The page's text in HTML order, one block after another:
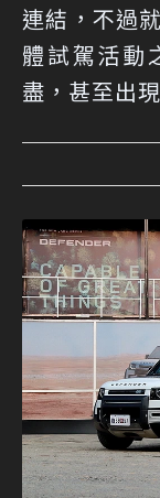
連結，不過
體試駕活動
盡，甚至出